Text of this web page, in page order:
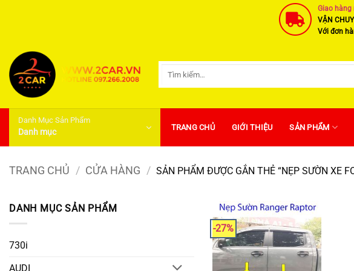
dung
Giao hàng
VẬN
Với đơn
Danh Mục Sản Phẩm
Danh mục TRANG CHỦ GIỚI THIỆU SẢN PHẨM
TRANG CHỦ / CỬA HÀNG / SẢN PHẨM ĐƯỢC GẮN THẺ “NẸP SƯỜN XE
DANH MỤC SẢN PHẨM
730i
AUDI
-27%